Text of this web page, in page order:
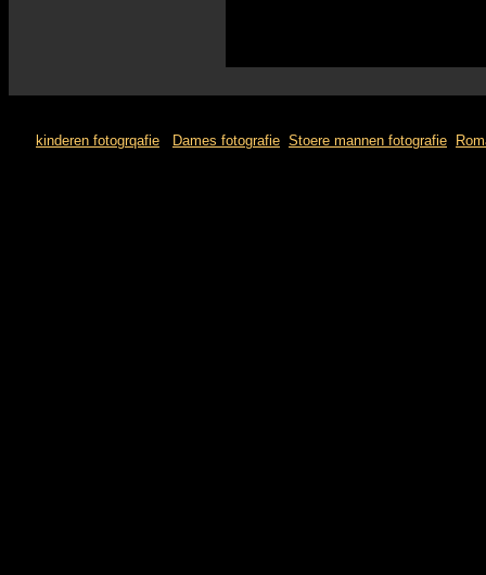
kinderen fotogrqafie Dames fotografie Stoere mannen fotografie